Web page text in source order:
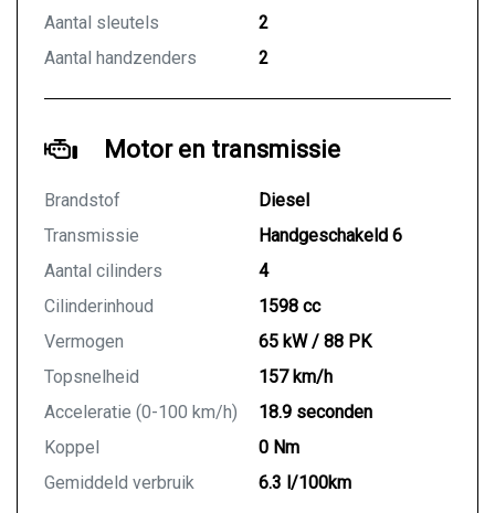
Aantal sleutels
2
Aantal handzenders
2
Motor en transmissie
Brandstof
Diesel
Transmissie
Handgeschakeld 6
Aantal cilinders
4
Cilinderinhoud
1598 cc
Vermogen
65 kW / 88 PK
Topsnelheid
157 km/h
Acceleratie (0-100 km/h)
18.9 seconden
Koppel
0 Nm
Gemiddeld verbruik
6.3 l/100km